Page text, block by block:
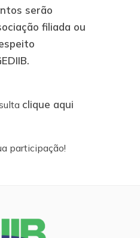
serão
filiada ou
clique aqui
participação!